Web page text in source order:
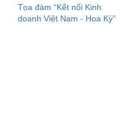
Tọa đàm “Kết nối Kinh
doanh Việt Nam - Hoa Kỳ”